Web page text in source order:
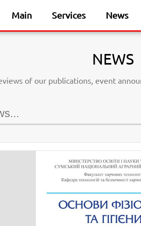
Main Services News
NEWS
of our publications, event